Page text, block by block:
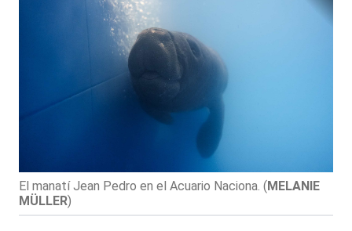
El manatí Jean Pedro en el Acuario Naciona. (MELANIE
MÜLLER)